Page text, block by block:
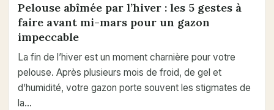
Pelouse abîmée par l’hiver : les 5 gestes à
faire avant mi-mars pour un gazon
impeccable
La fin de l’hiver est un moment charnière pour votre
pelouse. Après plusieurs mois de froid, de gel et
d’humidité, votre gazon porte souvent les stigmates de
la…